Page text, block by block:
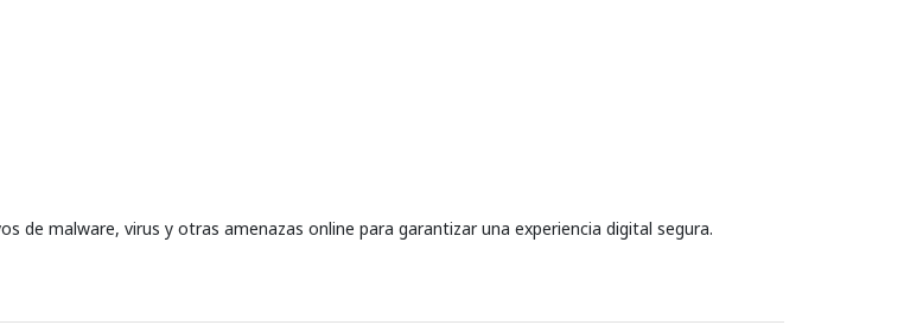
malware, virus y otras amenazas online para garantizar una experiencia digital segura.